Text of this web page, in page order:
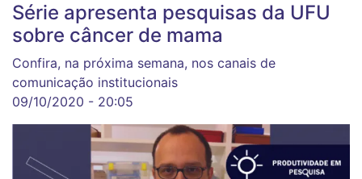
Série apresenta pesquisas da UFU
sobre câncer de mama
Confira, na próxima semana, nos canais de
comunicação institucionais
09/10/2020 - 20:05